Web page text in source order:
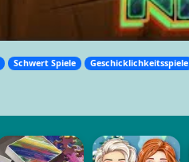
Schwert Spiele Geschicklichkeitsspiele